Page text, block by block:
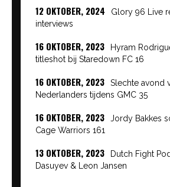
12 OKTOBER, 2024
Glory 96 Live
interviews
16 OKTOBER, 2023
Hyram
titleshot bij Staredown FC 16
16 OKTOBER, 2023
Slechte avond
Nederlanders tijdens GMC 35
16 OKTOBER, 2023
Jordy Bakkes
Cage Warriors 161
13 OKTOBER, 2023
Dutch Fight
Dasuyev & Leon Jansen